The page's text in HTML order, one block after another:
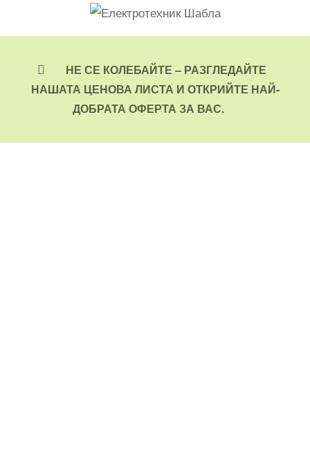
НЕ СЕ КОЛЕБАЙТЕ – РАЗГЛЕДАЙТЕ
НАШАТА ЦЕНОВА ЛИСТА И ОТКРИЙТЕ НАЙ-
ДОБРАТА ОФЕРТА ЗА ВАС.